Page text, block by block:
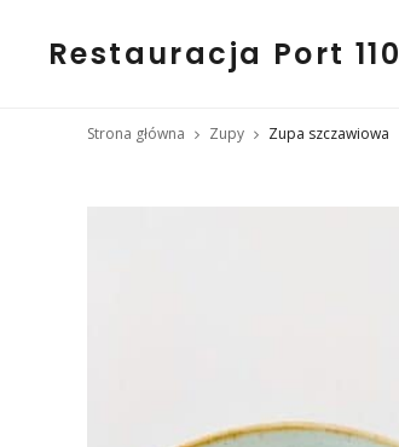
Restauracja Port 110
Strona główna Zupy Zupa szczawiowa